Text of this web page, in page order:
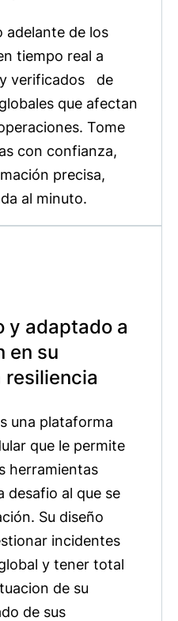
adelante de los
tiempo real a
verificados de
que afectan
Tome
con confianza,
precisa,
al minuto.
y adaptado a
en su
resiliencia
una plataforma
que le permite
herramientas
desafio al que se
Su diseño
incidentes
y tener total
de su
de sus